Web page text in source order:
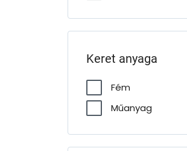
Keret anyaga
Fém
Műanyag